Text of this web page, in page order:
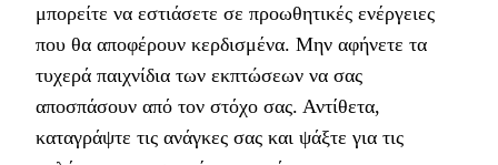
μπορείτε να εστιάσετε σε προωθητικές ενέργειες
που θα αποφέρουν κερδισμένα. Μην αφήνετε τα
τυχερά παιχνίδια των εκπτώσεων να σας
αποσπάσουν από τον στόχο σας. Αντίθετα,
καταγράψτε τις ανάγκες σας και ψάξτε για τις